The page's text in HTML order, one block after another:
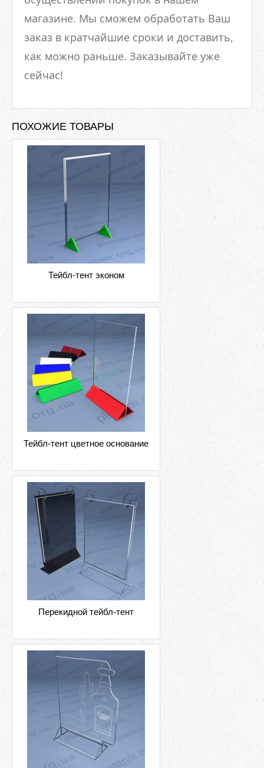
магазине. Мы сможем обработать Ваш
заказ в кратчайшие сроки и доставить,
как можно раньше. Заказывайте уже
сейчас!
ПОХОЖИЕ ТОВАРЫ
Тейбл-тент эконом
Тейбл-тент цветное основание
Перекидной тейбл-тент